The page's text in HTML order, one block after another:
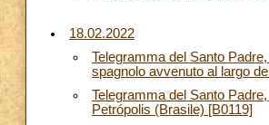
18.02.2022
Telegramma del Santo
spagnolo avvenuto al largo
Telegramma del Santo
Petrópolis (Brasile) [B0119]